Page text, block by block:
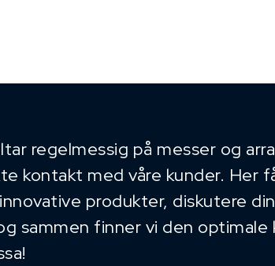
regelmessig på messer og
kontakt med våre kunder. Her
produkter, diskutere
sammen finner vi den